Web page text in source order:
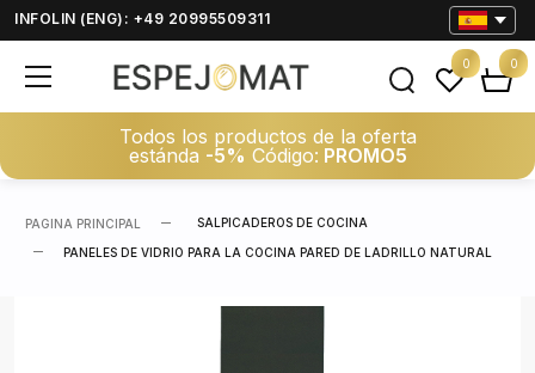
INFOLIN (ENG): +49 20995509311
Todos los productos de la oferta
estánda -5% Código: PROMO5
0 0
PAGINA PRINCIPAL SALPICADEROS DE COCINA
PANELES DE VIDRIO PARA LA COCINA PARED DE LADRILLO NATURAL